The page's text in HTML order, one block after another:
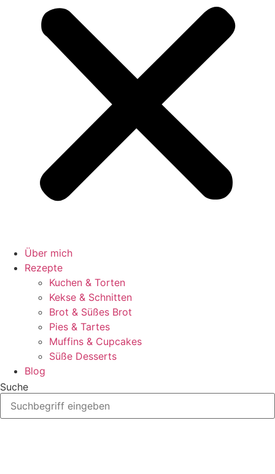
Über mich
Rezepte
Kuchen & Torten
Kekse & Schnitten
Brot & Süßes Brot
Pies & Tartes
Muffins & Cupcakes
Süße Desserts
Blog
Suche